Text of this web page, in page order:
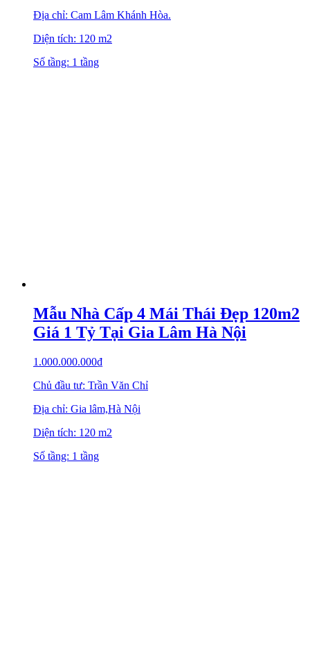
Địa chỉ: Cam Lâm Khánh Hòa.
Diện tích: 120 m2
Số tầng: 1 tầng
Mẫu Nhà Cấp 4 Mái Thái Đẹp 120m2
Giá 1 Tỷ Tại Gia Lâm Hà Nội
1.000.000.000₫
Chủ đầu tư: Trần Văn Chỉ
Địa chỉ: Gia lâm,Hà Nội
Diện tích: 120 m2
Số tầng: 1 tầng